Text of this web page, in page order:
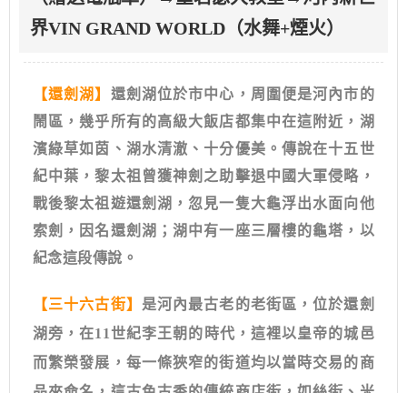
界VIN GRAND WORLD（水舞+煙火）
【還劍湖】 還劍湖位於市中心，周圍便是河內市的
鬧區，幾乎所有的高級大飯店都集中在這附近，湖
濱綠草如茵、湖水清澈、十分優美。傳說在十五世
紀中葉，黎太祖曾獲神劍之助擊退中國大軍侵略，
戰後黎太祖遊還劍湖，忽見一隻大龜浮出水面向他
索劍，因名還劍湖；湖中有一座三層樓的龜塔，以
紀念這段傳說。
【三十六古街】 是河內最古老的老街區，位於還劍
湖旁，在11世紀李王朝的時代，這裡以皇帝的城邑
而繁榮發展，每一條狹窄的街道均以當時交易的商